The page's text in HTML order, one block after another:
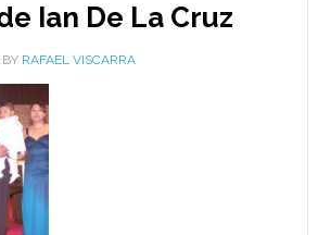
Ian De La Cruz
BY RAFAEL VISCARRA